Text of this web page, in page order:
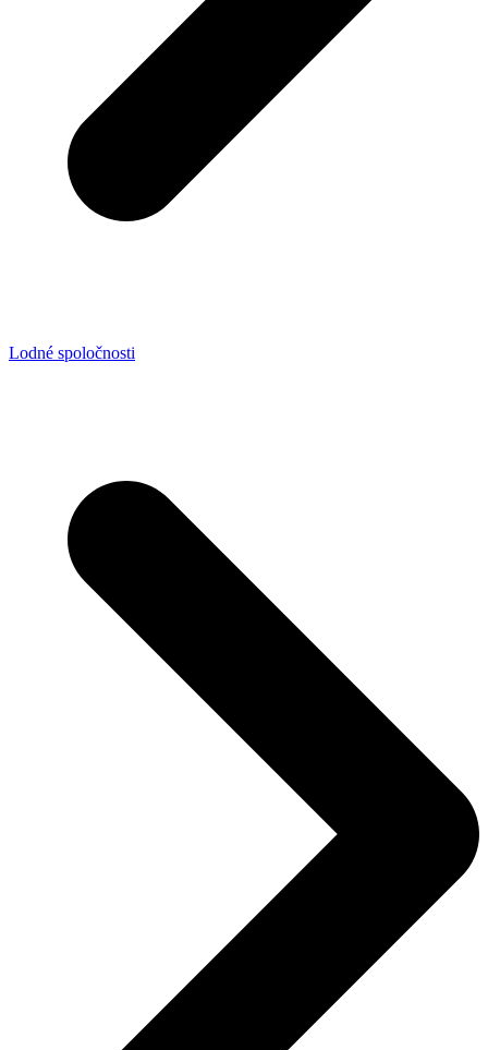
Lodné spoločnosti